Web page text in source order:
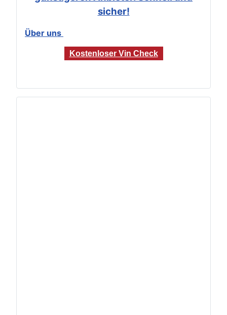
sicher!
Über uns
Kostenloser Vin Check